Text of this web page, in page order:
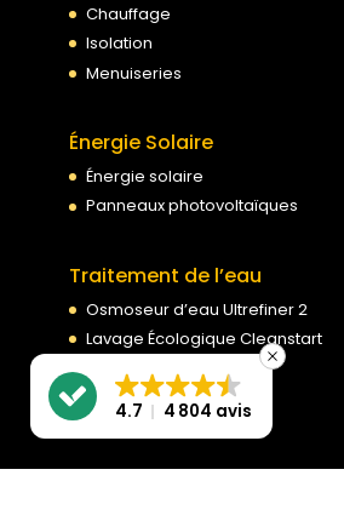
Chauffage
Isolation
Menuiseries
Énergie Solaire
Énergie solaire
Panneaux photovoltaïques
Traitement de l’eau
Osmoseur d’eau Ultrefiner 2
Lavage Écologique Cleanstart
4.7 4 804 avis